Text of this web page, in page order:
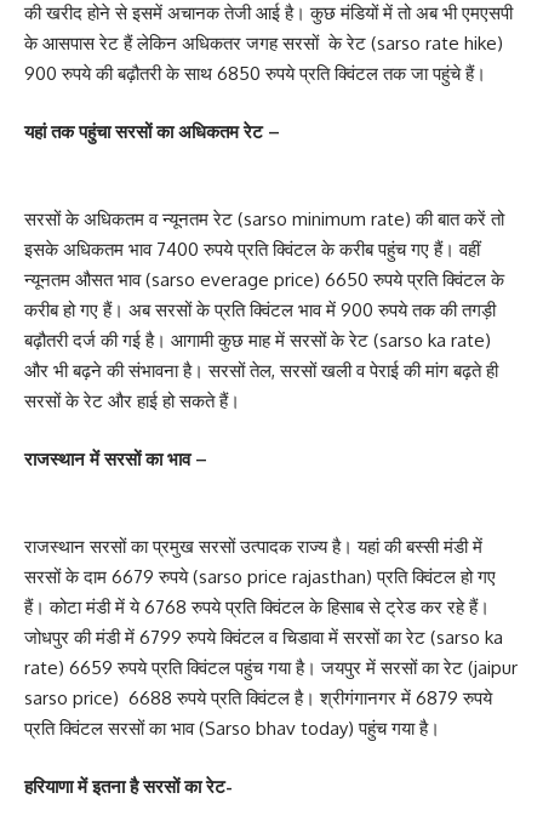
की खरीद होने से इसमें अचानक तेजी आई है। कुछ मंडियों में तो अब भी एमएसपी
के आसपास रेट हैं लेकिन अधिकतर जगह सरसों के रेट (sarso rate hike)
900 रुपये की बढ़ौतरी के साथ 6850 रुपये प्रति क्विंटल तक जा पहुंचे हैं।
यहां तक पहुंचा सरसों का अधिकतम रेट –
सरसों के अधिकतम व न्यूनतम रेट (sarso minimum rate) की बात करें तो
इसके अधिकतम भाव 7400 रुपये प्रति क्विंटल के करीब पहुंच गए हैं। वहीं
न्यूनतम औसत भाव (sarso everage price) 6650 रुपये प्रति क्विंटल के
करीब हो गए हैं। अब सरसों के प्रति क्विंटल भाव में 900 रुपये तक की तगड़ी
बढ़ौतरी दर्ज की गई है। आगामी कुछ माह में सरसों के रेट (sarso ka rate)
और भी बढ़ने की संभावना है। सरसों तेल, सरसों खली व पेराई की मांग बढ़ते ही
सरसों के रेट और हाई हो सकते हैं।
राजस्थान में सरसों का भाव –
राजस्थान सरसों का प्रमुख सरसों उत्पादक राज्य है। यहां की बस्सी मंडी में
सरसों के दाम 6679 रुपये (sarso price rajasthan) प्रति क्विंटल हो गए
हैं। कोटा मंडी में ये 6768 रुपये प्रति क्विंटल के हिसाब से ट्रेड कर रहे हैं।
जोधपुर की मंडी में 6799 रुपये क्विंटल व चिडावा में सरसों का रेट (sarso ka
rate) 6659 रुपये प्रति क्विंटल पहुंच गया है। जयपुर में सरसों का रेट (jaipur
sarso price) 6688 रुपये प्रति क्विंटल है। श्रीगंगानगर में 6879 रुपये
प्रति क्विंटल सरसों का भाव (Sarso bhav today) पहुंच गया है।
हरियाणा में इतना है सरसों का रेट-